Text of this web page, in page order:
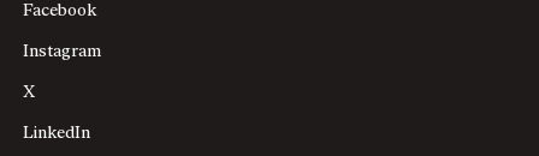
Facebook
Instagram
X
LinkedIn